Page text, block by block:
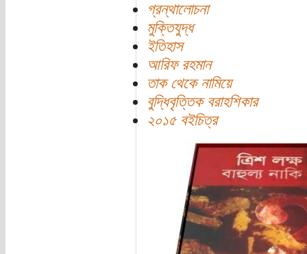
গ্রন্থালোচনা
মুক্তিযুদ্ধ
ইতিহাস
আরিফ রহমান
তাক থেকে নামিয়ে
বুদ্ধিবৃত্তিক বরাহশিকার
২০১৫ বইচিত্র